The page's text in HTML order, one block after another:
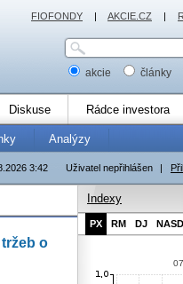
akcie články
Diskuse Rádce investora
Analýzy
Uživatel nepřihlášen |
3:42
o
Indexy
PX RM DJ
FIOFONDY | AKCIE.CZ |